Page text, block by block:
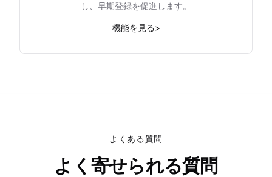
し、早期登録を促進します。
機能を見る>
よくある質問
よく寄せられる質問